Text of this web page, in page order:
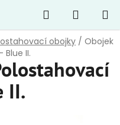
Hledat
KOŠÍK
obojky / Obojek
II.
II.